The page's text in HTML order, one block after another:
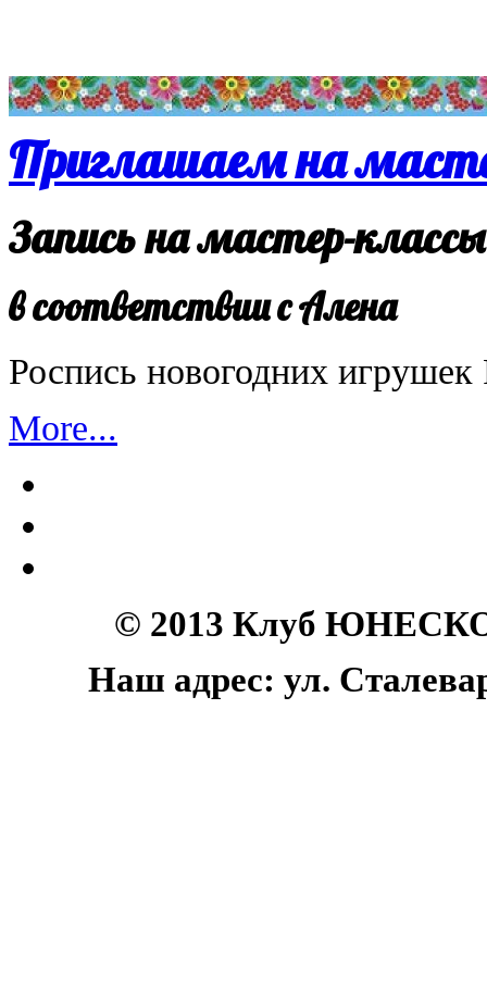
Приглашаем на
Запись на мастер-классы
в соответствии с Алена
Роспись новогодних
More...
© 2013 Клуб
Наш адрес: ул.